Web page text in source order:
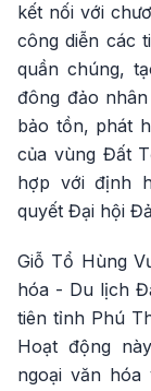
kết nối với
công diễn các
quần chúng,
đông đảo
bảo tồn, phát
của vùng Đất
hợp với định
quyết Đại hội
Giỗ Tổ Hùng
hóa - Du lịch
tiên tỉnh Phú
Hoạt động
ngoại văn